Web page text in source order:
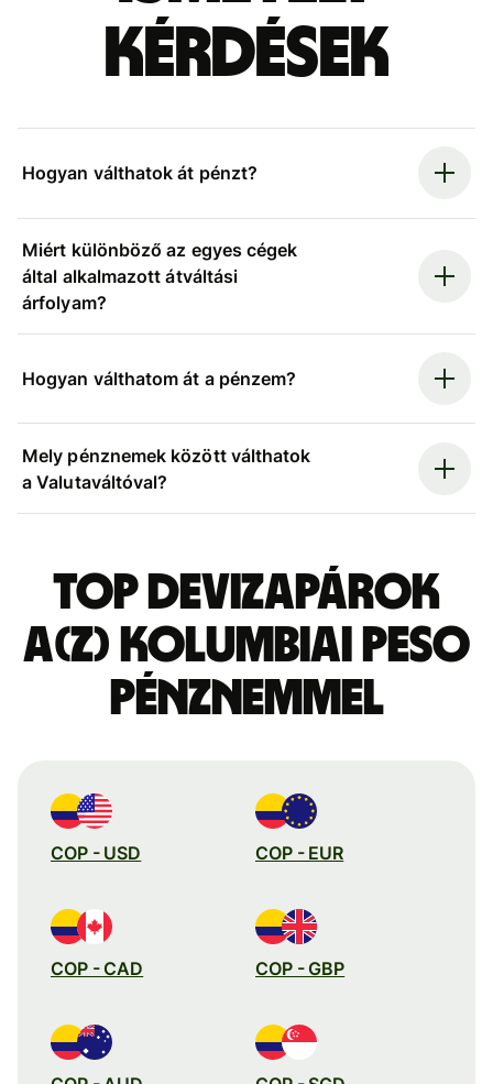
kérdések
Hogyan válthatok át pénzt?
Miért különböző az egyes cégek
által alkalmazott átváltási
árfolyam?
Hogyan válthatom át a pénzem?
Mely pénznemek között válthatok
a Valutaváltóval?
Top devizapárok
a(z) kolumbiai peso
pénznemmel
COP - USD COP - EUR
COP - CAD COP - GBP